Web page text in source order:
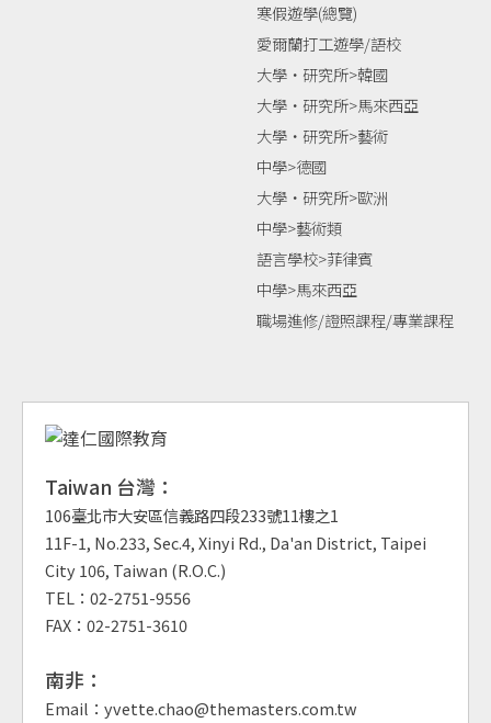
寒假遊學(總覽)
愛爾蘭打工遊學/語校
大學‧研究所>韓國
大學‧研究所>馬來西亞
大學‧研究所>藝術
中學>德國
大學‧研究所>歐洲
中學>藝術類
語言學校>菲律賓
中學>馬來西亞
職場進修/證照課程/專業課程
Taiwan 台灣：
106臺北市大安區信義路四段233號11樓之1
11F-1, No.233, Sec.4, Xinyi Rd., Da'an District, Taipei
City 106, Taiwan (R.O.C.)
TEL：02-2751-9556
FAX：02-2751-3610
南非：
Email：yvette.chao@themasters.com.tw